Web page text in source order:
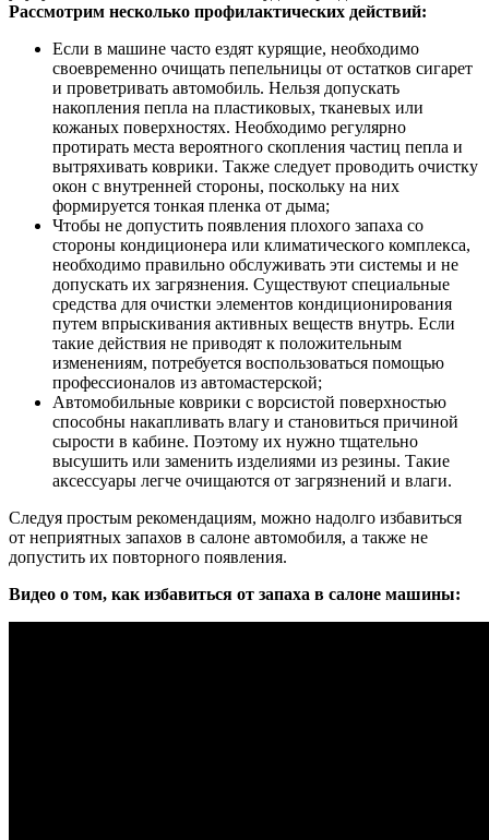
Рассмотрим несколько профилактических действий:
Если в машине часто ездят курящие, необходимо
своевременно очищать пепельницы от остатков сигарет
и проветривать автомобиль. Нельзя допускать
накопления пепла на пластиковых, тканевых или
кожаных поверхностях. Необходимо регулярно
протирать места вероятного скопления частиц пепла и
вытряхивать коврики. Также следует проводить очистку
окон с внутренней стороны, поскольку на них
формируется тонкая пленка от дыма;
Чтобы не допустить появления плохого запаха со
стороны кондиционера или климатического комплекса,
необходимо правильно обслуживать эти системы и не
допускать их загрязнения. Существуют специальные
средства для очистки элементов кондиционирования
путем впрыскивания активных веществ внутрь. Если
такие действия не приводят к положительным
изменениям, потребуется воспользоваться помощью
профессионалов из автомастерской;
Автомобильные коврики с ворсистой поверхностью
способны накапливать влагу и становиться причиной
сырости в кабине. Поэтому их нужно тщательно
высушить или заменить изделиями из резины. Такие
аксессуары легче очищаются от загрязнений и влаги.
Следуя простым рекомендациям, можно надолго избавиться
от неприятных запахов в салоне автомобиля, а также не
допустить их повторного появления.
Видео о том, как избавиться от запаха в салоне машины: